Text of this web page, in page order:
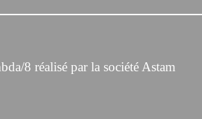
8 réalisé par la société Astam